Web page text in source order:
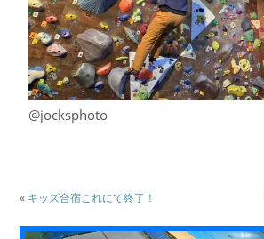
@jocksphoto
« キッズ合宿これにて終了！